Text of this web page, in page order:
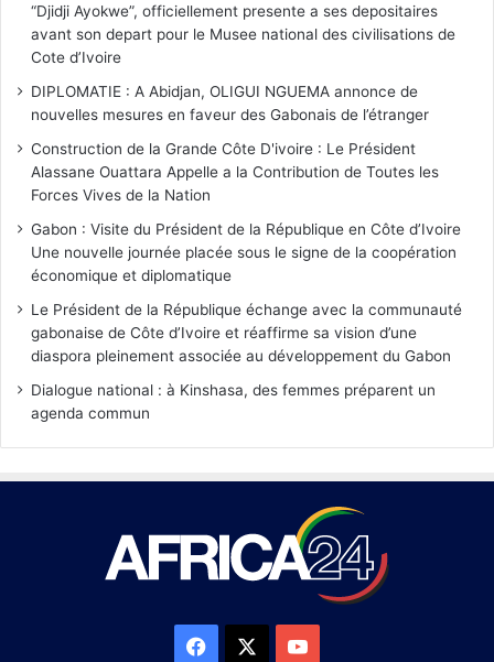
“Djidji Ayokwe”, officiellement presente a ses depositaires
avant son depart pour le Musee national des civilisations de
Cote d’Ivoire
DIPLOMATIE : A Abidjan, OLIGUI NGUEMA annonce de
nouvelles mesures en faveur des Gabonais de l’étranger
Construction de la Grande Côte D'ivoire : Le Président
Alassane Ouattara Appelle a la Contribution de Toutes les
Forces Vives de la Nation
Gabon : Visite du Président de la République en Côte d’Ivoire
Une nouvelle journée placée sous le signe de la coopération
économique et diplomatique
Le Président de la République échange avec la communauté
gabonaise de Côte d’Ivoire et réaffirme sa vision d’une
diaspora pleinement associée au développement du Gabon
Dialogue national : à Kinshasa, des femmes préparent un
agenda commun